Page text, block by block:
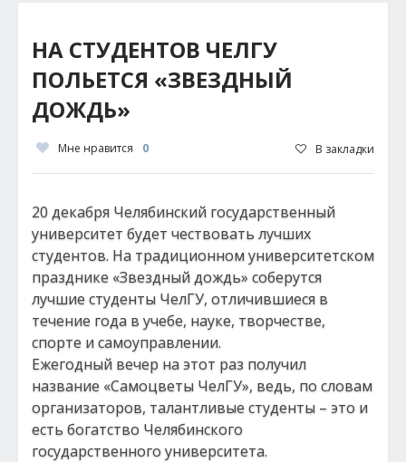
НА СТУДЕНТОВ ЧЕЛГУ
ПОЛЬЕТСЯ «ЗВЕЗДНЫЙ
ДОЖДЬ»
Мне нравится 0 В закладки
20 декабря Челябинский государственный
университет будет чествовать лучших
студентов. На традиционном университетском
празднике «Звездный дождь» соберутся
лучшие студенты ЧелГУ, отличившиеся в
течение года в учебе, науке, творчестве,
спорте и самоуправлении.
Ежегодный вечер на этот раз получил
название «Самоцветы ЧелГУ», ведь, по словам
организаторов, талантливые студенты – это и
есть богатство Челябинского
государственного университета.